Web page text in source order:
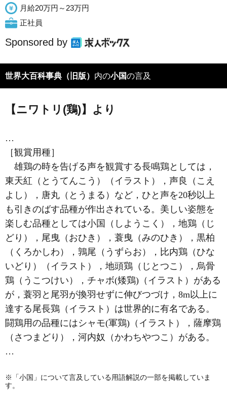
月給20万円～23万円
正社員
Sponsored by
世界大百科事典（旧版） 内の小国の言及
【ニワトリ(鶏)】より
…
［観賞用種］
雄鶏の時を告げる声を観賞する長鳴鶏としては，
東天紅（とうてんこう）（イラスト），声良（こえ
よし），唐丸（とうまる）など，ひと声を20秒以上
も引きのばす品種が作出されている。美しい姿態を
楽しむ品種としては小国（しようこく），地鶏（じ
どり），尾曳（おひき），蓑曳（みのひき），黒柏
（くろかしわ），鶉尾（うずらお），比内鶏（ひな
いどり）（イラスト），地頭鶏（じとつこ），烏骨
鶏（うこつけい）， チャボ(矮鶏)（イラスト）がある
が，蓑羽と尾羽が換羽せずに伸びつづけ，8m以上に
達する尾長鶏（イラスト）は世界的に有名である。
闘鶏用の品種にはシャモ(軍鶏)（イラスト），薩摩鶏
（さつまどり），河内奴（かわちやつこ）がある。
…
※「小国」について言及している用語解説の一部を掲載していま
す。